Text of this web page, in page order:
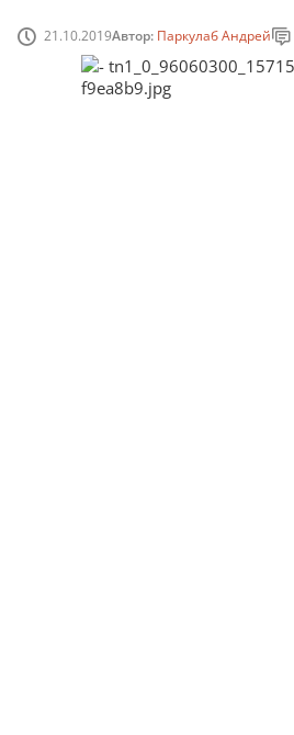
21.10.2019Автор: Паркулаб Андрей